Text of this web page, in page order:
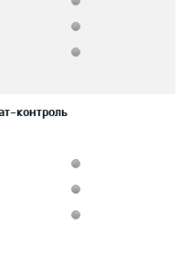
контроль